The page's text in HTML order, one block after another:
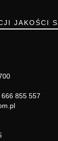
JAKOŚCI
855 557